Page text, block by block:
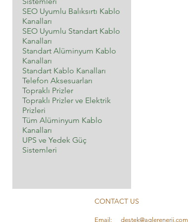
SEO Uyumlu Balıksırtı Kablo
Kanalları
SEO Uyumlu Standart Kablo
Kanalları
Standart Alüminyum Kablo
Kanalları
Standart Kablo Kanalları
Telefon Aksesuarları
Topraklı Prizler
Topraklı Prizler ve Elektrik
Prizleri
Tüm Alüminyum Kablo
Kanalları
UPS ve Yedek Güç
Sistemleri
CONTACT US
Email: destek@aglerenerji.com
Verified